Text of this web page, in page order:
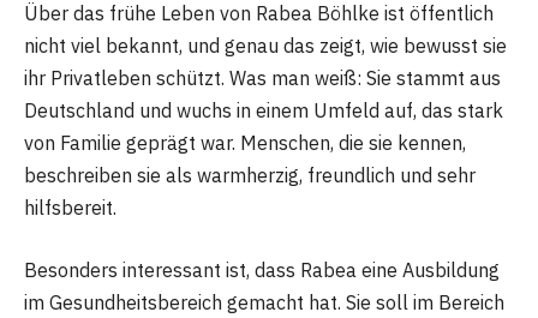
Über das frühe Leben von Rabea Böhlke ist öffentlich
nicht viel bekannt, und genau das zeigt, wie bewusst sie
ihr Privatleben schützt. Was man weiß: Sie stammt aus
Deutschland und wuchs in einem Umfeld auf, das stark
von Familie geprägt war. Menschen, die sie kennen,
beschreiben sie als warmherzig, freundlich und sehr
hilfsbereit.
Besonders interessant ist, dass Rabea eine Ausbildung
im Gesundheitsbereich gemacht hat. Sie soll im Bereich